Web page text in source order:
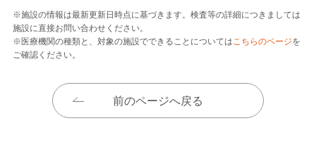
※施設の情報は最新更新日時点に基づきます。検査等の詳細につきましては
施設に直接お問い合わせください。
※医療機関の種類と、対象の施設でできることについてはこちらのページを
ご確認ください。
前のページへ戻る